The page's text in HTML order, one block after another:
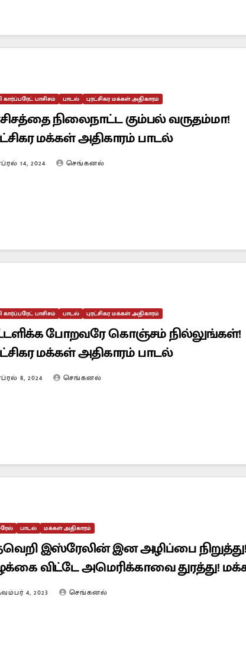
கார்ப்பரேட் பாசிசம் பாடல் புரட்சிகர மக்கள் அதிகாரம்
நிலைநாட்ட கும்பல் வருதம்மா!
மக்கள் அதிகாரம் பாடல்
14, 2024 செங்கனல்
கார்ப்பரேட் பாசிசம் பாடல் புரட்சிகர மக்கள் அதிகாரம்
போறவரே கொஞ்சம் நில்லுங்கள்!
மக்கள் அதிகாரம் பாடல்
8, 2024 செங்கனல்
பாடல் மக்கள் அதிகாரம்
இஸ்ரேலின் இன அழிப்பை
விட்டே அமெரிக்காவை துரத்து!
4, 2023 செங்கனல்